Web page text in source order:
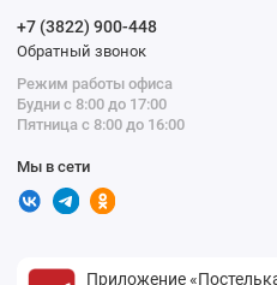
+7 (3822) 900-448
Обратный звонок
Режим работы офиса
Будни с 8:00 до 17:00
Пятница с 8:00 до 16:00
Мы в сети
Приложение